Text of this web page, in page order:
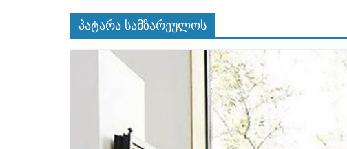
პატარა სამზარეულოს